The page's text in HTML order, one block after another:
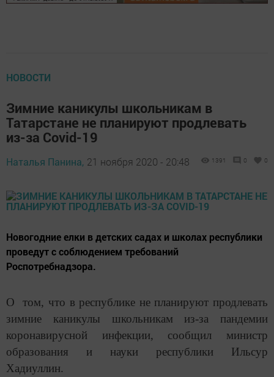
НОВОСТИ
Зимние каникулы школьникам в
Татарстане не планируют продлевать
из-за Covid-19
Наталья Панина, 21 ноября 2020 - 20:48 1391 0 0
Новогодние елки в детских садах и школах республики
проведут с соблюдением требований
Роспотребнадзора.
О том, что в республике не планируют продлевать
зимние каникулы школьникам из-за пандемии
коронавирусной инфекции, сообщил министр
образования и науки республики Ильсур
Хадиуллин.